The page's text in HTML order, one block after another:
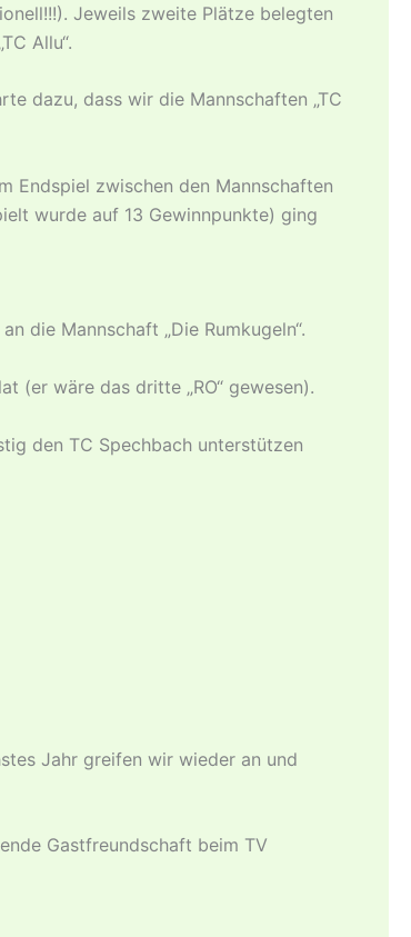
Jeweils zweite Plätze belegten
Allu“.
dazu, dass wir die Mannschaften „TC
Endspiel zwischen den Mannschaften
wurde auf 13 Gewinnpunkte) ging
die Mannschaft „Die Rumkugeln“.
(er wäre das dritte „RO“ gewesen).
den TC Spechbach unterstützen
Jahr greifen wir wieder an und
Gastfreundschaft beim TV